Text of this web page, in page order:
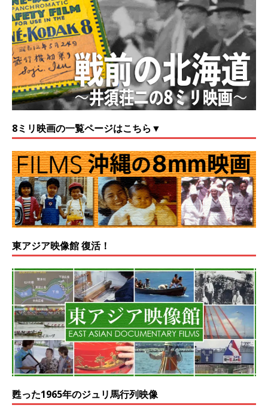
8ミリ映画の一覧ページはこちら▼
東アジア映像館 復活！
甦った1965年のジュリ馬行列映像